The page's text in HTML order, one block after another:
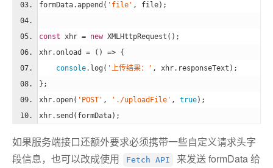
formData.append( 'file' , file);
const xhr = new XMLHttpRequest();
xhr.onload =
() => {
console.log( '上传结果：' , xhr.responseText);
};
xhr.open( 'POST' , './uploadFile' , true);
xhr.send(formData);
如果服务端接口还额外要求必须携带一些自定义请求头字
段信息，也可以改成使用
Fetch API
来发送 formData 给